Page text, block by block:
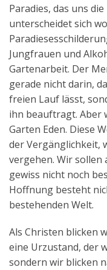
Paradies, das uns
unterscheidet sich
Jungfrauen und
Gartenarbeit. Der
gerade nicht darin,
freien Lauf lässt,
ihn beauftragt. Aber
Garten Eden. Diese
der Vergänglichkeit,
vergehen. Wir sollen
gewiss nicht noch
Hoffnung besteht
bestehenden Welt.
Als Christen blicken
eine Urzustand, der
sondern wir blicken